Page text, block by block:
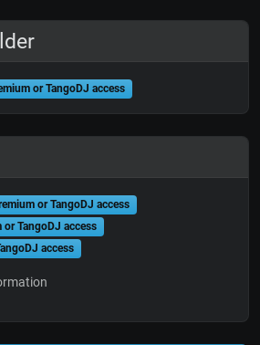
or TangoDJ access
or TangoDJ access
or TangoDJ access
access